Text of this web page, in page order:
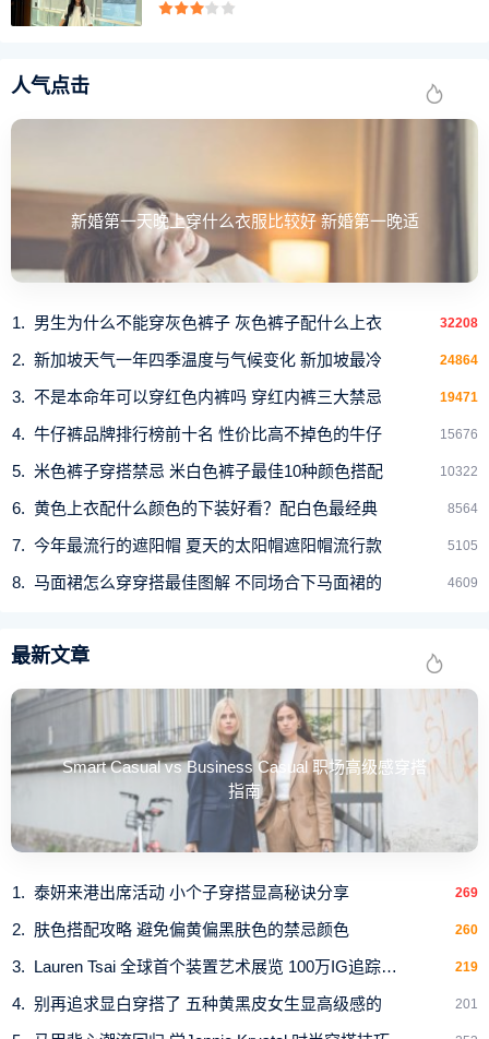
颈纹的形成除了身体水分和胶原蛋白的流失还有一个很重
要的原因就是我们的不良生活习惯。比如平时经常低头玩手
机给颈部皮肤造成压迫，或者站姿不好经常偏头让某一侧的
颈纹过于伸张，这些都会加重我们的颈纹。所以在平时我们
定要保持良好的姿态，这是最快捷又省钱的缓解颈纹的方
法。
4.去角质
人气点击
新婚第一天晚上穿什么衣服比较好 新婚第一晚适
男生为什么不能穿灰色裤子 灰色裤子配什么上衣 32208
新加坡天气一年四季温度与气候变化 新加坡最冷 24864
不是本命年可以穿红色内裤吗 穿红内裤三大禁忌 19471
牛仔裤品牌排行榜前十名 性价比高不掉色的牛仔 15676
米色裤子穿搭禁忌 米白色裤子最佳10种颜色搭配 10322
黄色上衣配什么颜色的下装好看？配白色最经典 8564
今年最流行的遮阳帽 夏天的太阳帽遮阳帽流行款 5105
马面裙怎么穿穿搭最佳图解 不同场合下马面裙的 4609
最新文章
Smart Casual vs Business Casual 职场高级感穿搭
指南
泰妍来港出席活动 小个子穿搭显高秘诀分享 269
肤色搭配攻略 避免偏黄偏黑肤色的禁忌颜色 260
Lauren Tsai 全球首个装置艺术展览 100万IG追踪混血 219
别再追求显白穿搭了 五种黄黑皮女生显高级感的 201